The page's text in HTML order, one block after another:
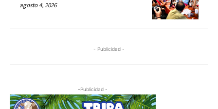
agosto 4, 2026
- Publicidad -
-Publicidad -